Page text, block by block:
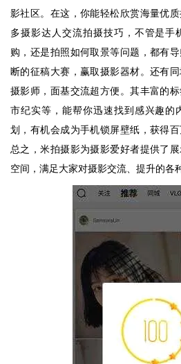
影社区。在这，你能轻松欣赏海量优
多摄影达人交流拍摄技巧，不管是手
购，还是拍照如何取景等问题，都有
断的征稿大赛，赢取摄影器材。还有
摄影师，面基交流超方便。其丰富的
市纪实等，能帮你迅速找到感兴趣的
划，有机会成为手机锁屏壁纸，获得百
总之，米拍摄影为摄影爱好者提供了
空间，满足大家对摄影交流、提升的各